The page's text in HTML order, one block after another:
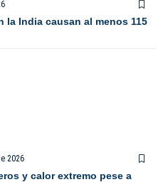
India causan al menos 115
2026
y calor extremo pese a